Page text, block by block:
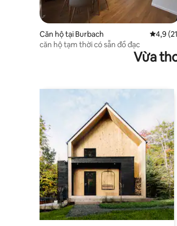
Căn hộ tại Burbach Xếp
4,9
căn hộ tạm thời có sẵn đồ đạc
Vừa